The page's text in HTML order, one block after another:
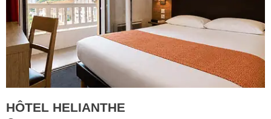
HÔTEL HELIANTHE